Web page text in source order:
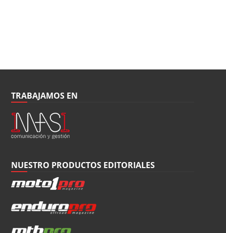
TRABAJAMOS EN
NUESTRO PRODUCTOS EDITORIALES